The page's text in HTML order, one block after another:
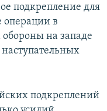
подкрепление для
операции в
обороны на западе
подкреплений